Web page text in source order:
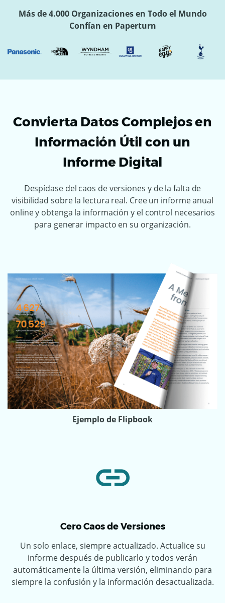
Más de 4.000 Organizaciones en Todo el Mundo
Confían en Paperturn
Convierta Datos Complejos en
Información Útil con un
Informe Digital
Despídase del caos de versiones y de la falta de
visibilidad sobre la lectura real. Cree un informe anual
online y obtenga la información y el control necesarios
para generar impacto en su organización.
Ejemplo de Flipbook
Cero Caos de Versiones
Un solo enlace, siempre actualizado. Actualice su
informe después de publicarlo y todos verán
automáticamente la última versión, eliminando para
siempre la confusión y la información desactualizada.